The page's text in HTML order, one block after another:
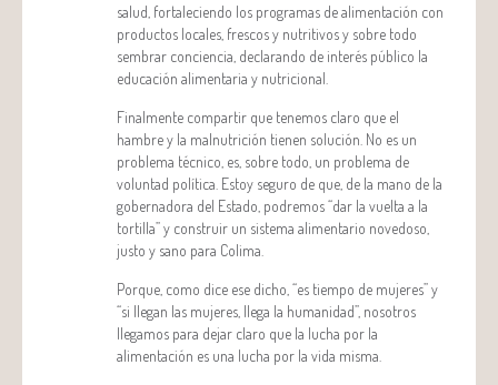
salud, fortaleciendo los programas de alimentación con
productos locales, frescos y nutritivos y sobre todo
sembrar conciencia, declarando de interés público la
educación alimentaria y nutricional.
Finalmente compartir que tenemos claro que el
hambre y la malnutrición tienen solución. No es un
problema técnico, es, sobre todo, un problema de
voluntad política. Estoy seguro de que, de la mano de la
gobernadora del Estado, podremos “dar la vuelta a la
tortilla” y construir un sistema alimentario novedoso,
justo y sano para Colima.
Porque, como dice ese dicho, “es tiempo de mujeres” y
“si llegan las mujeres, llega la humanidad”, nosotros
llegamos para dejar claro que la lucha por la
alimentación es una lucha por la vida misma.